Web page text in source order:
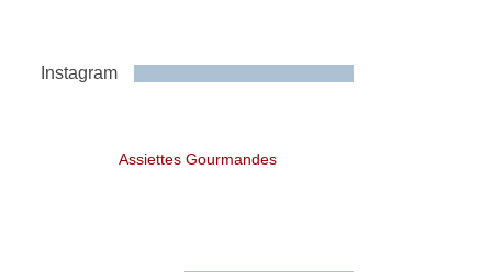
Instagram
Assiettes Gourmandes